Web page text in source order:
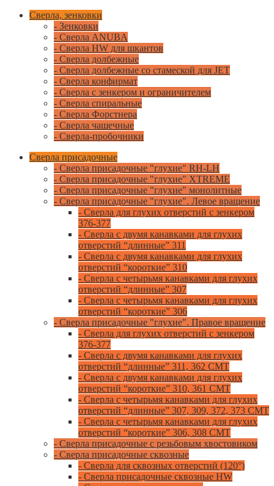
Сверла, зенковки
- Зенковки
- Сверла ANUBA
- Сверла HW для шкантов
- Сверла долбежные
- Сверла долбежные со стамеской для JET
- Сверла конфирмат
- Сверла с зенкером и ограничителем
- Сверла спиральные
- Сверла Форстнера
- Сверла чашечные
- Сверла-пробочники
Сверла присадочные
- Сверла присадочные "глухие" RH-LH
- Сверла присадочные "глухие" XTREME
- Сверла присадочные "глухие" монолитные
- Сверла присадочные "глухие". Левое вращение
- Сверла для глухих отверстий с зенкером
376-377
- Сверла с двумя канавками для глухих
отверстий “длинные” 311
- Сверла с двумя канавками для глухих
отверстий “короткие” 310
- Сверла с четырьмя канавками для глухих
отверстий “длинные” 307
- Сверла с четырьмя канавками для глухих
отверстий “короткие” 306
- Сверла присадочные "глухие". Правое вращение
- Сверла для глухих отверстий с зенкером
376-377
- Сверла с двумя канавками для глухих
отверстий “длинные” 311, 362 CMT
- Сверла с двумя канавками для глухих
отверстий “короткие” 310, 361 CMT
- Сверла с четырьмя канавками для глухих
отверстий “длинные” 307, 309, 372, 373 CMT
- Сверла с четырьмя канавками для глухих
отверстий “короткие” 306, 308 CMT
- Сверла присадочные с резьбовым хвостовиком
- Сверла присадочные сквозные
- Сверла для сквозных отверстий (120°)
- Сверла присадочные сквозные HW